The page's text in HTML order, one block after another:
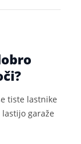
tiste lastnike
garaže